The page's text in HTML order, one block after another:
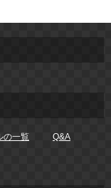
の一覧 Q&A